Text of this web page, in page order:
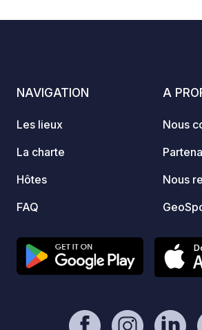
NAVIGATION
Les lieux
La charte
Hôtes
FAQ
A
Nous
Nous